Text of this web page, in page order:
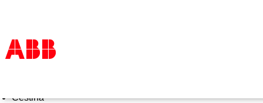
Produkte und Leistungen
Čeština